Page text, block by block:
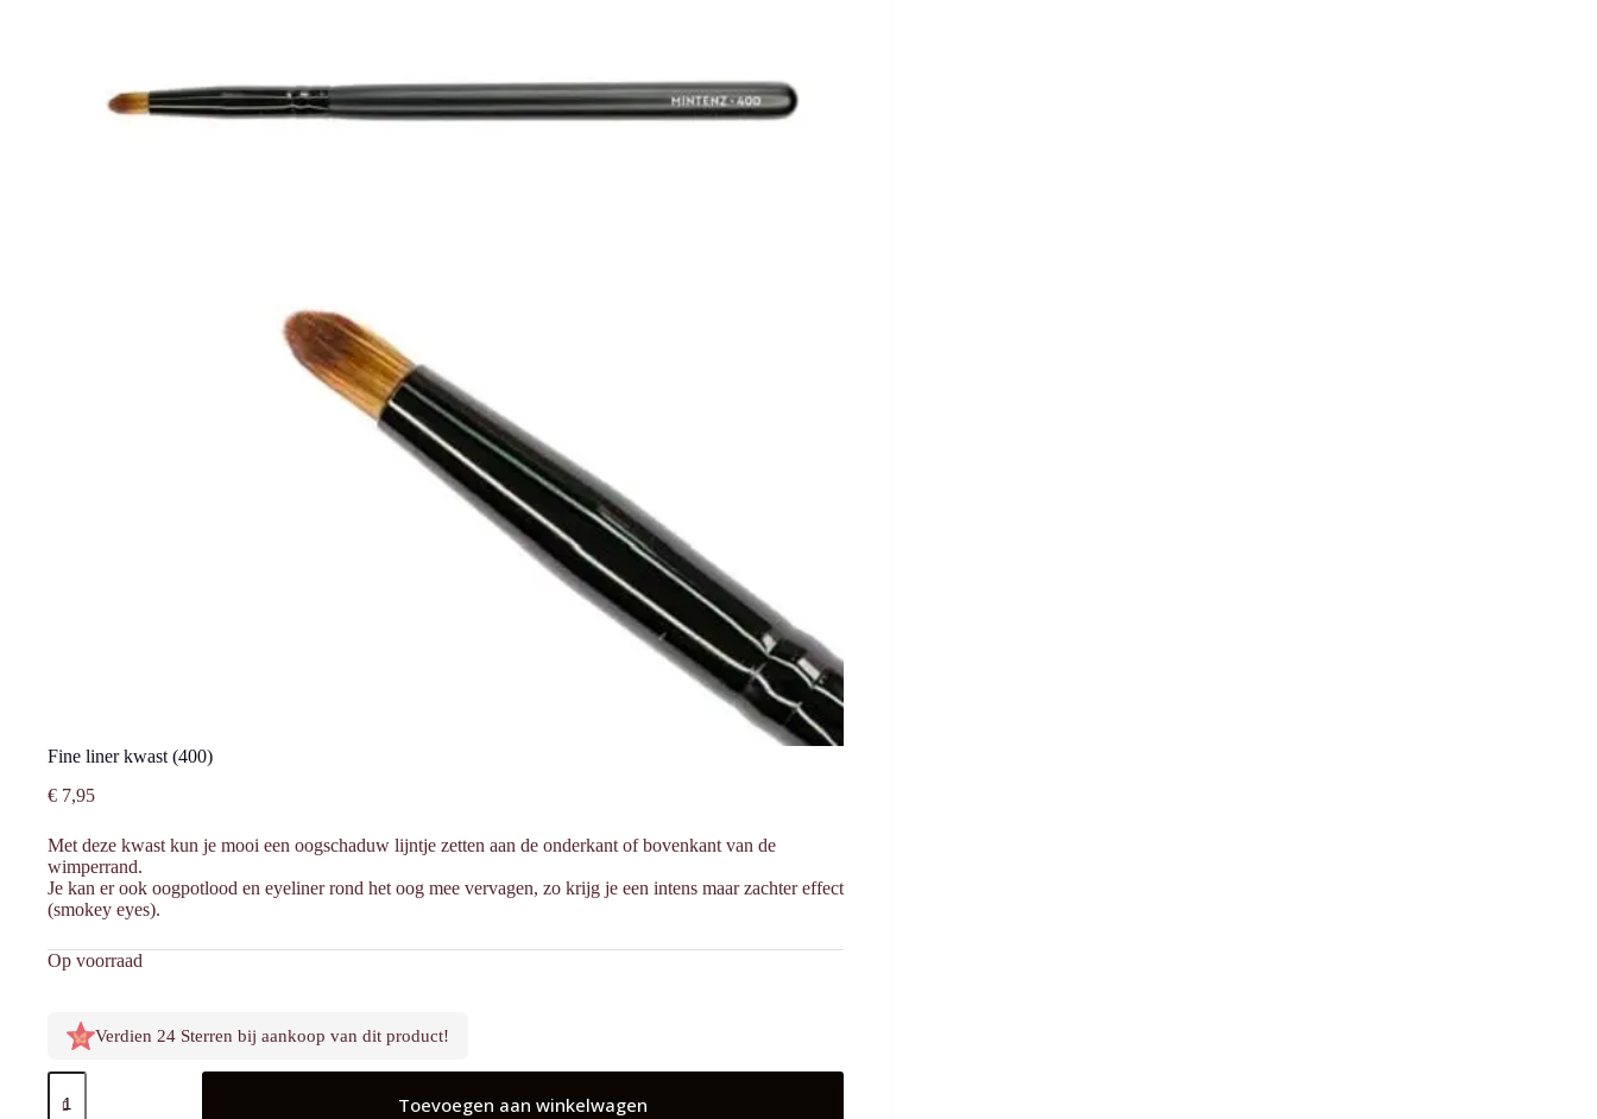
Fine liner kwast (400)
€ 7,95
Met deze kwast kun je mooi een oogschaduw lijntje zetten aan de onderkant of bovenkant van de
wimperrand.
Je kan er ook oogpotlood en eyeliner rond het oog mee vervagen, zo krijg je een intens maar zachter effect
(smokey eyes).
Op voorraad
Verdien 24 Sterren bij aankoop van dit product!
Fine
liner
Toevoegen aan winkelwagen